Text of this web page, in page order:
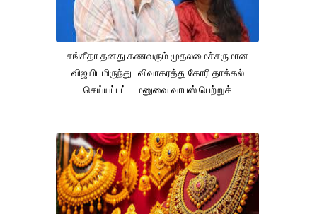
சங்கீதா தனது கணவரும் முதலமைச்சருமான
விஜயிடமிருந்து விவாகரத்து கோரி தாக்கல்
செய்யப்பட்ட மனுவை வாபஸ் பெற்றுக்